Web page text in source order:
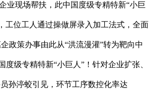
业现场帮扶，此中国度级专精特新“小巨
工位工人通过操做屏录入加工法式，全面
政策办事由此从“洪流漫灌”转为靶向中
级专精特新“小巨人”！针对企业扩张、
孙渟蛟引见，环节工序数控化率达